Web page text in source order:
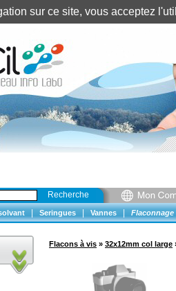
Recherche
Seringues Vannes Flaconnage
Flacons à vis » 32x12mm col large
sur ce site, vous acceptez